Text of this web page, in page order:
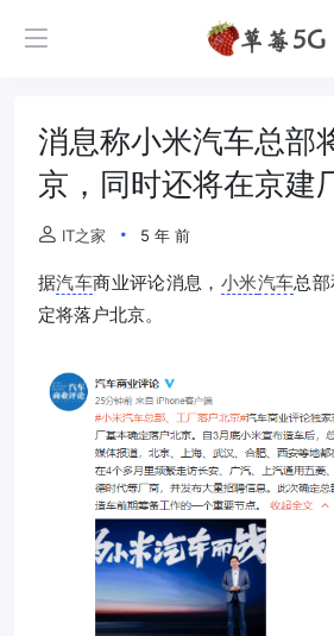
消息称小米汽车总部
京，同时还将在京建
IT之家 5 年 前
据汽车商业评论消息， 小米汽车总
定将落户北京。